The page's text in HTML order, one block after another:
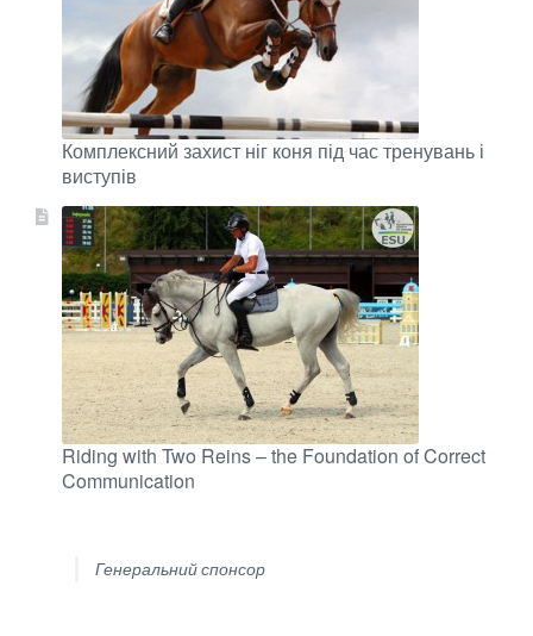
Комплексний захист ніг коня під час тренувань і
виступів
Riding with Two Reins – the Foundation of Correct
Communication
Генеральний спонсор